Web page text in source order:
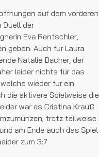
auf dem vorderen
Duell der
Eva Rentschler,
geben. Auch für Laura
Natalie Bacher, der
leider nichts für das
wieder für ein
die aktivere Spielweise die
war es Cristina Krauß
trotz teilweise
am Ende auch das Spiel
zum 3:7